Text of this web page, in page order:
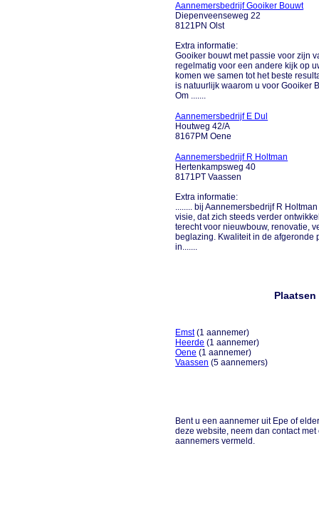
Aannemersbedrijf Gooiker Bouwt
Diepenveenseweg 22
8121PN Olst
Extra informatie:
Gooiker bouwt met passie voor zijn
regelmatig voor een andere kijk op
komen we samen tot het beste
is natuurlijk waarom u voor Gooiker
Om .......
Aannemersbedrijf E Dul
Houtweg 42/A
8167PM Oene
Aannemersbedrijf R Holtman
Hertenkampsweg 40
8171PT Vaassen
Extra informatie:
........ bij Aannemersbedrijf R
visie, dat zich steeds verder
terecht voor nieuwbouw, renovatie,
beglazing. Kwaliteit in de afgeronde
in.......
Emst(1 aannemer)
Heerde (1 aannemer)
Oene (1 aannemer)
Vaassen (5 aannemers)
Bent u een aannemer uit Epe of
deze website, neem dan contact
aannemers vermeld.